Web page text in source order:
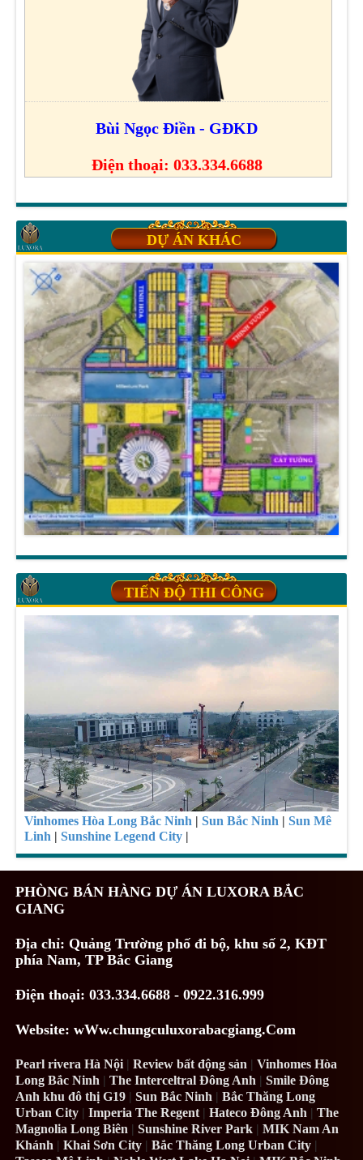
Bùi Ngọc Điền - GĐKD
Điện thoại: 033.334.6688
DỰ ÁN KHÁC
TIẾN ĐỘ THI CÔNG
Vinhomes Hòa Long Bắc Ninh |Sun Bắc Ninh |Sun Mê
Linh |Sunshine Legend City |
PHÒNG BÁN HÀNG DỰ ÁN LUXORA BẮC
GIANG
Địa chỉ:Quảng Trường phố đi bộ, khu số 2, KĐT
phía Nam, TP Bắc Giang
Điện thoại: 033.334.6688 - 0922.316.999
Website: wWw.chungculuxorabacgiang.Com
Pearl rivera Hà Nội |Review bất động sản |Vinhomes Hòa
Long Bắc Ninh |The Interceltral Đông Anh |Smile Đông
Anh khu đô thị G19 |Sun Bắc Ninh |Bắc Thăng Long
Urban City |Imperia The Regent |Hateco Đông Anh |The
Magnolia Long Biên |Sunshine River Park |MIK Nam An
Khánh |Khai Sơn City |Bắc Thăng Long Urban City |